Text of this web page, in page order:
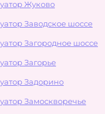
Жуково
Заводское шоссе
Загородное шоссе
Загорье
Задорино
Замоскворечье